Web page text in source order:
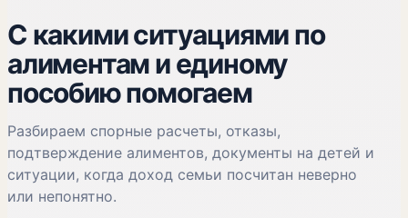
С какими ситуациями по
алиментам и единому
пособию помогаем
Разбираем спорные расчеты, отказы,
подтверждение алиментов, документы на детей и
ситуации, когда доход семьи посчитан неверно
или непонятно.